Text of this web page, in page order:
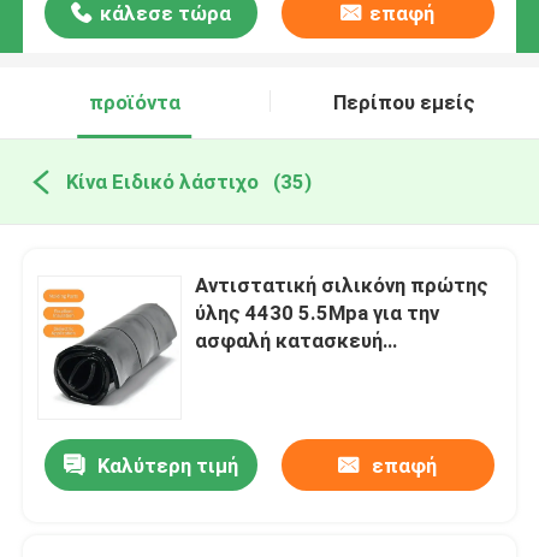
κάλεσε τώρα επαφή
προϊόντα Περίπου εμείς
Κίνα Ειδικό λάστιχο (35)
Αντιστατική σιλικόνη πρώτης
ύλης 4430 5.5Mpa για την
ασφαλή κατασκευή
Καλύτερη τιμή επαφή